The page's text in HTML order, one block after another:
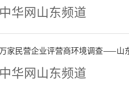
有新冠疫苗
道也了解到，7
接种了。但新冠
中华网山东频道
万家民营企业评营商环境调查——山
中华网山东频道